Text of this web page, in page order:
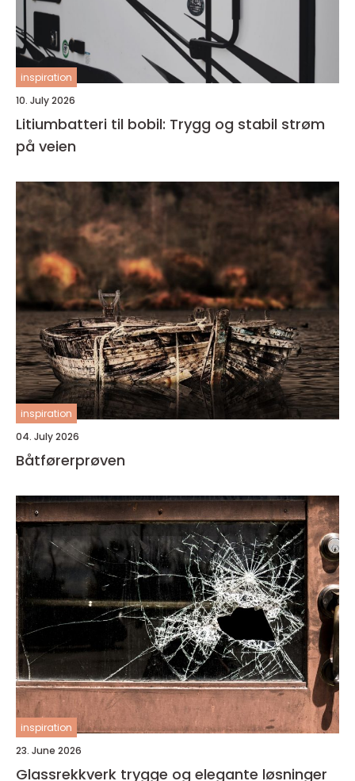
inspiration
10. July 2026
Litiumbatteri til bobil: Trygg og stabil strøm
på veien
inspiration
04. July 2026
Båtførerprøven
inspiration
23. June 2026
Glassrekkverk trygge og elegante løsninger